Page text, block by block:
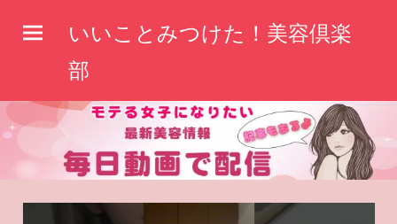
へ
いいことみつけた！美容倶楽
部